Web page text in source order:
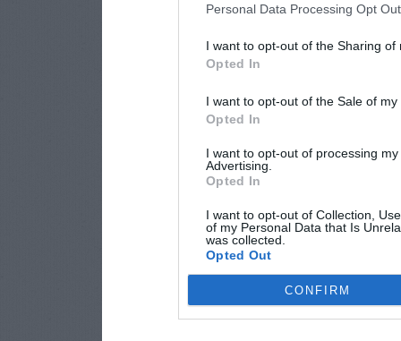
Personal Data Processing Opt
I want to opt-out of the Sharing of
Opted In
I want to opt-out of the Sale of
Opted In
I want to opt-out of processing
Advertising.
Opted In
I want to opt-out of Collection,
of my Personal Data that Is
was collected.
Opted Out
CONFIRM